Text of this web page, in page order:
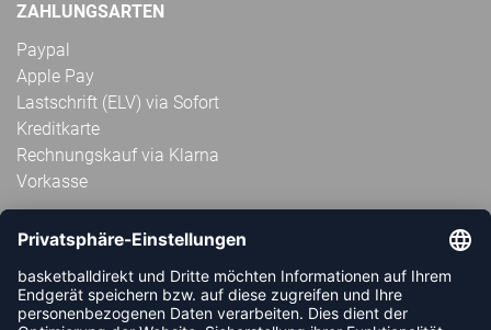
ZAHLUNGSARTEN
Paypal
Apple Pay
Lastschrift (ELV) via Sofort
Kreditkarte
Rechnungskauf via Klarna
Vorkasse
ABONNIERE JETZT DEN KOSTENLOSEN
HANDBALLDIREKT-NEWSLETTER UND VERPASSE KEINE
NEUIGKEIT ODER AKTION MEHR.